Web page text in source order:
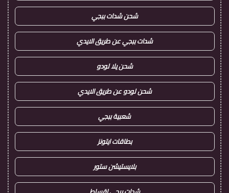
شحن شدات ببجي
شدات ببجي عن طريق الايدي
شحن يلا لودو
شحن لودو عن طريق الايدي
شعبية ببجي
بطاقات ايتونز
بلايستيشن ستور